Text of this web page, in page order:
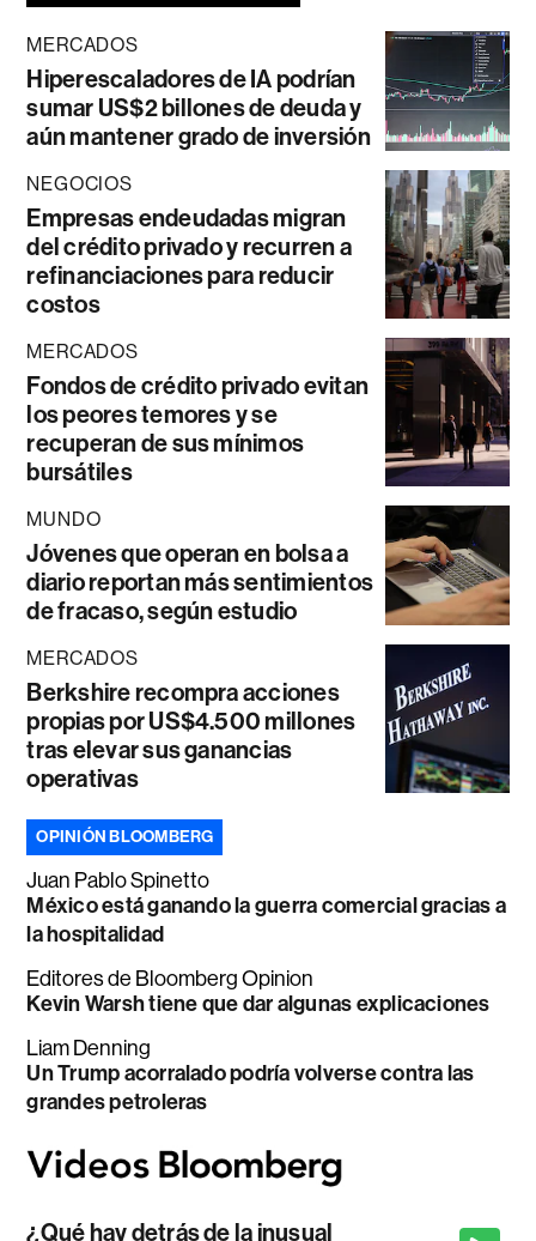
MERCADOS
Hiperescaladores de IA podrían
sumar US$2 billones de deuda y
aún mantener grado de inversión
NEGOCIOS
Empresas endeudadas migran
del crédito privado y recurren a
refinanciaciones para reducir
costos
MERCADOS
Fondos de crédito privado evitan
los peores temores y se
recuperan de sus mínimos
bursátiles
MUNDO
Jóvenes que operan en bolsa a
diario reportan más sentimientos
de fracaso, según estudio
MERCADOS
Berkshire recompra acciones
propias por US$4.500 millones
tras elevar sus ganancias
operativas
OPINIÓN BLOOMBERG
Juan Pablo Spinetto
México está ganando la guerra comercial gracias a
la hospitalidad
Editores de Bloomberg Opinion
Kevin Warsh tiene que dar algunas explicaciones
Liam Denning
Un Trump acorralado podría volverse contra las
grandes petroleras
¿Qué hay detrás de la inusual